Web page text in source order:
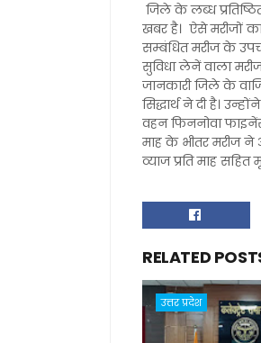
जिले के लब्ध
खबर है। ऐसे मरीजों का
सम्बंधित मरीज के
सुविधा लेनें वाला
जानकारी जिले के
सिद्धार्थ ने दी है।
वहन फिननोवा
माह के भीतर मरीज
व्याज प्रति माह
RELATED
उत्तर प्रदेश